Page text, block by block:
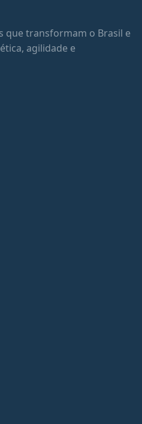
que transformam o Brasil e
agilidade e